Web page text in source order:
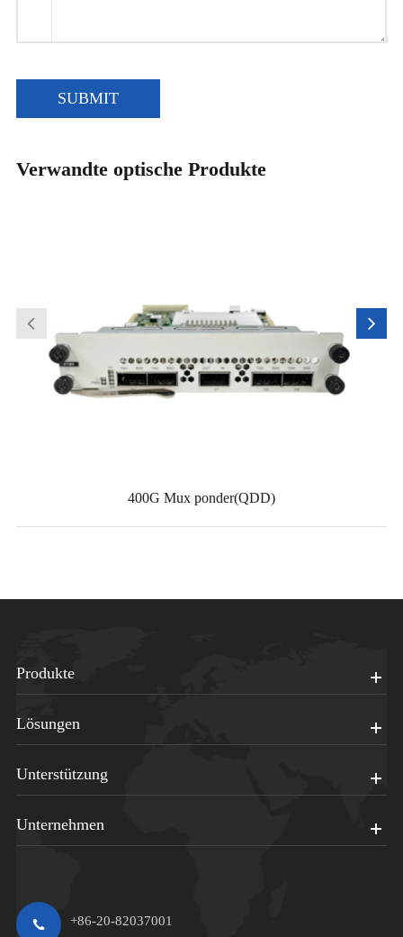
SUBMIT
Verwandte optische Produkte
400G Mux ponder(QDD)
Produkte
Lösungen
Unterstützung
Unternehmen
+86-20-82037001